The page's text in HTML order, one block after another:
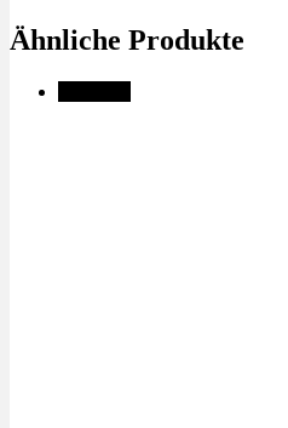
Ähnliche Produkte